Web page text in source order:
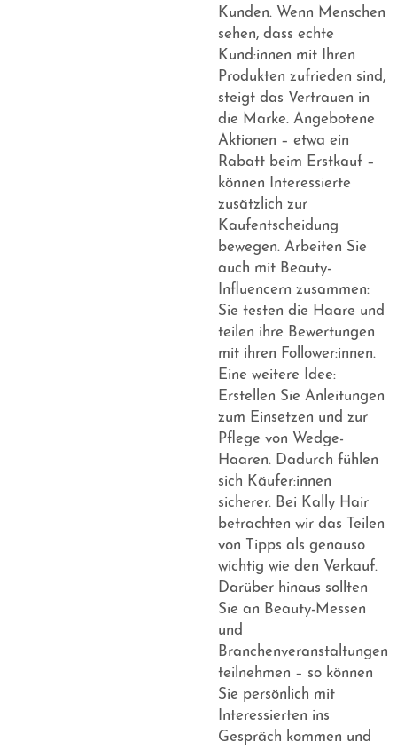
Kunden. Wenn Menschen
sehen, dass echte
Kund:innen mit Ihren
Produkten zufrieden sind,
steigt das Vertrauen in
die Marke. Angebotene
Aktionen – etwa ein
Rabatt beim Erstkauf –
können Interessierte
zusätzlich zur
Kaufentscheidung
bewegen. Arbeiten Sie
auch mit Beauty-
Influencern zusammen:
Sie testen die Haare und
teilen ihre Bewertungen
mit ihren Follower:innen.
Eine weitere Idee:
Erstellen Sie Anleitungen
zum Einsetzen und zur
Pflege von Wedge-
Haaren. Dadurch fühlen
sich Käufer:innen
sicherer. Bei Kally Hair
betrachten wir das Teilen
von Tipps als genauso
wichtig wie den Verkauf.
Darüber hinaus sollten
Sie an Beauty-Messen
und
Branchenveranstaltungen
teilnehmen – so können
Sie persönlich mit
Interessierten ins
Gespräch kommen und